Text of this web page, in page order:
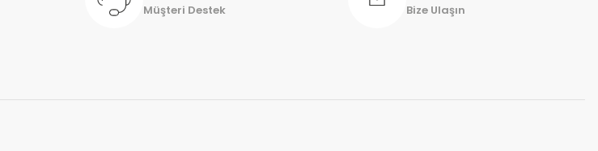
Müşteri Destek Bize Ulaşın